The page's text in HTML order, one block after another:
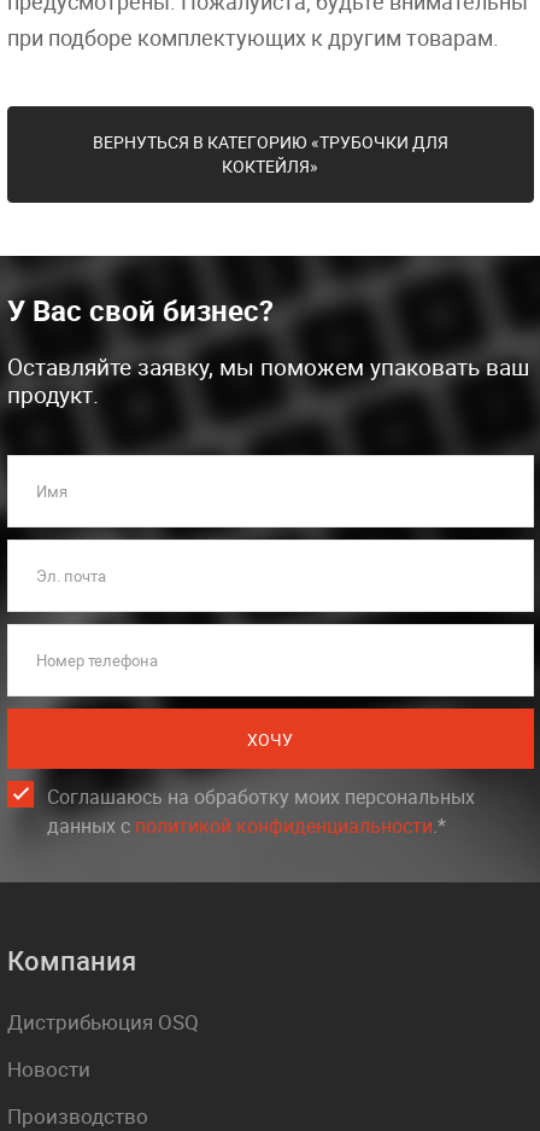
при подборе комплектующих к другим товарам.
ВЕРНУТЬСЯ В КАТЕГОРИЮ «ТРУБОЧКИ ДЛЯ
КОКТЕЙЛЯ»
У Вас свой бизнес?
Оставляйте заявку, мы поможем упаковать ваш
продукт.
Имя
Эл. почта
Номер телефона
ХОЧУ
Соглашаюсь на обработку моих персональных
данных c политикой конфиденциальности.*
Компания
Дистрибьюция OSQ
Новости
Производство